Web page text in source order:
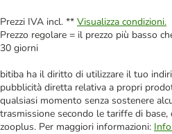
Prezzi IVA incl. ** Visualizza condizioni.
Prezzo regolare = il prezzo più basso
30 giorni
bitiba ha il diritto di utilizzare il tuo
pubblicità diretta relativa a propri
qualsiasi momento senza sostenere
trasmissione secondo le tariffe di
zooplus. Per maggiori informazioni: